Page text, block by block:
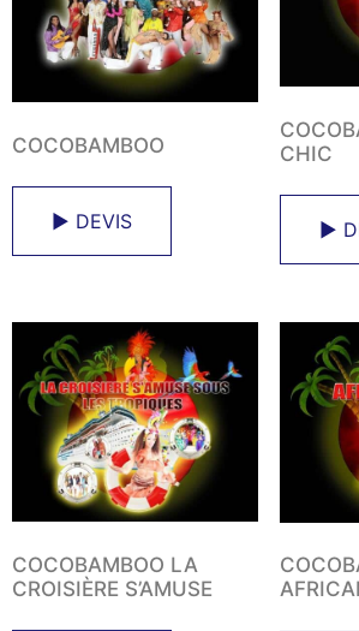
COCOBAMBOO
► DEVIS
CHIC
►
COCOBAMBOO LA
CROISIÈRE S’AMUSE